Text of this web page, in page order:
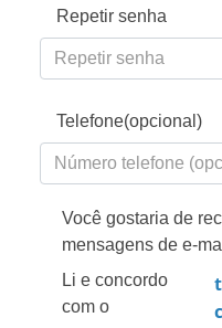
Repetir senha
Telefone(opcional)
Você gostaria de
mensagens de e-
Li e concordo
com o